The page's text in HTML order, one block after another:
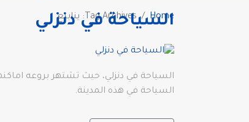
Home Tag Archives: ينابيع
السياحة في دنزلي
السياحة في دنزلي، حيث تشتهر بروعه
السياحة في هذه المدينة.